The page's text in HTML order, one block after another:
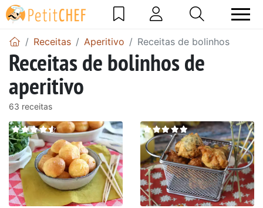
Receitas Aperitivo Receitas de bolinhos
Receitas de bolinhos de
aperitivo
63 receitas